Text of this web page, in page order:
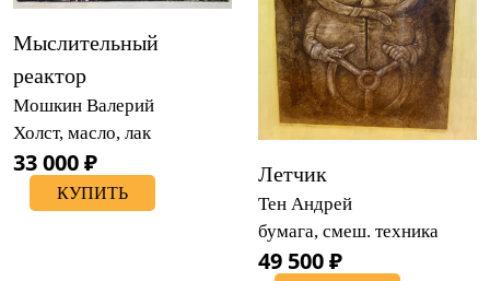
Мыслительный
реактор
Мошкин Валерий
Холст, масло, лак
33 000 ₽
КУПИТЬ
Летчик
Тен Андрей
бумага, смеш. техника
49 500 ₽